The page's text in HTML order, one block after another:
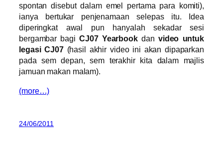
spontan disebut dalam emel pertama para komiti),
ianya bertukar penjenamaan selepas itu. Idea
diperingkat awal pun hanyalah sekadar sesi
bergambar bagi CJ07 Yearbookdan video untuk
legasi CJ07(hasil akhir video ini akan dipaparkan
pada sem depan, sem terakhir kita dalam majlis
jamuan makan malam).
(more…)
24/06/2011